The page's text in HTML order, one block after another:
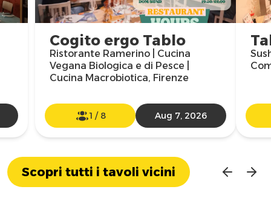
Cogito ergo Tablo
Ristorante Ramerino | Cucina
Vegana Biologica e di Pesce |
Cucina Macrobiotica, Firenze
1 / 8 Aug 7, 2026
Scopri tutti i tavoli vicini